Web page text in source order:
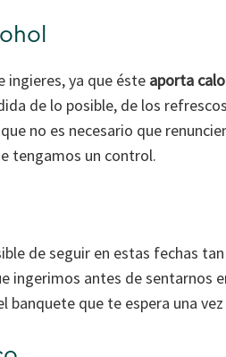
ingieres, ya que éste aporta
de lo posible, de los
no es necesario que
tengamos un control.
de seguir en estas fechas
ingerimos antes de sentarnos
banquete que te espera una